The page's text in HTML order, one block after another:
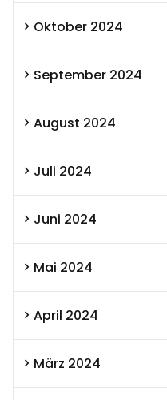
Oktober 2024
September 2024
August 2024
Juli 2024
Juni 2024
Mai 2024
April 2024
März 2024